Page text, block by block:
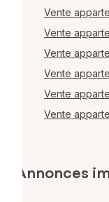
Vente
Vente
Vente
Vente
Vente
Vente
Annonces